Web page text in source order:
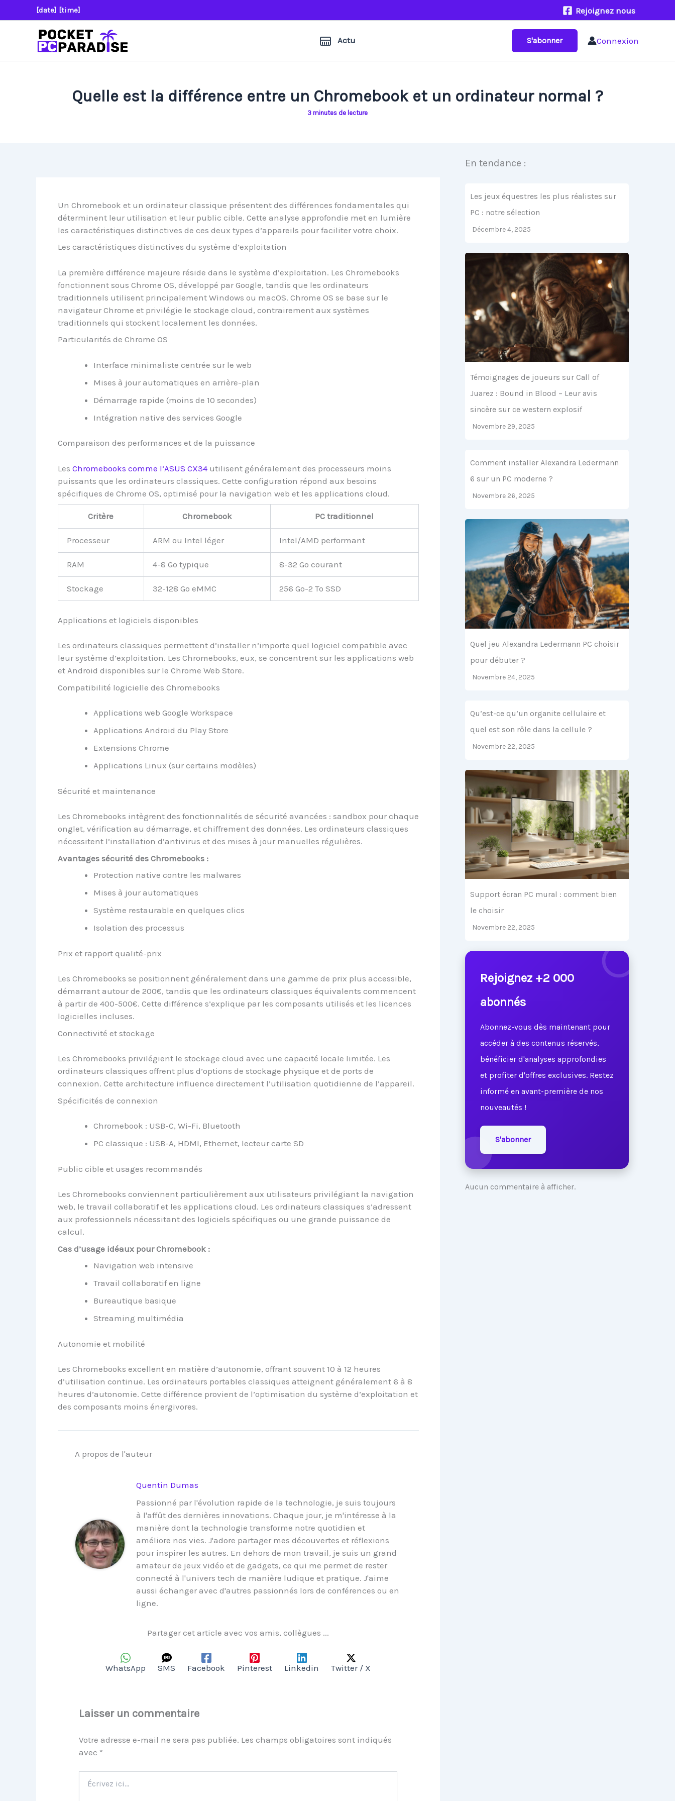
au
[date] [time] Rejoignez nous
Actu S'abonner Connexion
Quelle est la différence entre un Chromebook et un ordinateur normal ?
3 minutes de lecture
Un Chromebook et un ordinateur classique présentent des différences fondamentales qui
déterminent leur utilisation et leur public cible. Cette analyse approfondie met en lumière
les caractéristiques distinctives de ces deux types d’appareils pour faciliter votre choix.
Les caractéristiques distinctives du système d’exploitation
La première différence majeure réside dans le système d’exploitation. Les Chromebooks
fonctionnent sous Chrome OS, développé par Google, tandis que les ordinateurs
traditionnels utilisent principalement Windows ou macOS. Chrome OS se base sur le
navigateur Chrome et privilégie le stockage cloud, contrairement aux systèmes
traditionnels qui stockent localement les données.
Particularités de Chrome OS
Interface minimaliste centrée sur le web
Mises à jour automatiques en arrière-plan
Démarrage rapide (moins de 10 secondes)
Intégration native des services Google
Comparaison des performances et de la puissance
Les Chromebooks comme l’ASUS CX34utilisent généralement des processeurs moins
puissants que les ordinateurs classiques. Cette configuration répond aux besoins
spécifiques de Chrome OS, optimisé pour la navigation web et les applications cloud.
Critère Chromebook PC traditionnel
Processeur ARM ou Intel léger Intel/AMD performant
RAM 4-8 Go typique 8-32 Go courant
Stockage 32-128 Go eMMC 256 Go-2 To SSD
Applications et logiciels disponibles
Les ordinateurs classiques permettent d’installer n’importe quel logiciel compatible avec
leur système d’exploitation. Les Chromebooks, eux, se concentrent sur les applications web
et Android disponibles sur le Chrome Web Store.
Compatibilité logicielle des Chromebooks
Applications web Google Workspace
Applications Android du Play Store
Extensions Chrome
Applications Linux (sur certains modèles)
Sécurité et maintenance
Les Chromebooks intègrent des fonctionnalités de sécurité avancées : sandbox pour chaque
onglet, vérification au démarrage, et chiffrement des données. Les ordinateurs classiques
nécessitent l’installation d’antivirus et des mises à jour manuelles régulières.
Avantages sécurité des Chromebooks :
Protection native contre les malwares
Mises à jour automatiques
Système restaurable en quelques clics
Isolation des processus
Prix et rapport qualité-prix
Les Chromebooks se positionnent généralement dans une gamme de prix plus accessible,
démarrant autour de 200€, tandis que les ordinateurs classiques équivalents commencent
à partir de 400-500€. Cette différence s’explique par les composants utilisés et les licences
logicielles incluses.
Connectivité et stockage
Les Chromebooks privilégient le stockage cloud avec une capacité locale limitée. Les
ordinateurs classiques offrent plus d’options de stockage physique et de ports de
connexion. Cette architecture influence directement l’utilisation quotidienne de l’appareil.
Spécificités de connexion
Chromebook : USB-C, Wi-Fi, Bluetooth
PC classique : USB-A, HDMI, Ethernet, lecteur carte SD
Public cible et usages recommandés
Les Chromebooks conviennent particulièrement aux utilisateurs privilégiant la navigation
web, le travail collaboratif et les applications cloud. Les ordinateurs classiques s’adressent
aux professionnels nécessitant des logiciels spécifiques ou une grande puissance de
calcul.
Cas d’usage idéaux pour Chromebook :
Navigation web intensive
Travail collaboratif en ligne
Bureautique basique
Streaming multimédia
Autonomie et mobilité
Les Chromebooks excellent en matière d’autonomie, offrant souvent 10 à 12 heures
d’utilisation continue. Les ordinateurs portables classiques atteignent généralement 6 à 8
heures d’autonomie. Cette différence provient de l’optimisation du système d’exploitation et
des composants moins énergivores.
A propos de l'auteur
Quentin Dumas
Passionné par l'évolution rapide de la technologie, je suis toujours
à l'affût des dernières innovations. Chaque jour, je m'intéresse à la
manière dont la technologie transforme notre quotidien et
améliore nos vies. J'adore partager mes découvertes et réflexions
pour inspirer les autres. En dehors de mon travail, je suis un grand
amateur de jeux vidéo et de gadgets, ce qui me permet de rester
connecté à l'univers tech de manière ludique et pratique. J'aime
aussi échanger avec d'autres passionnés lors de conférences ou en
ligne.
Partager cet article avec vos amis, collègues ...
WhatsApp SMS Facebook Pinterest Linkedin Twitter / X
Laisser un commentaire
Votre adresse e-mail ne sera pas publiée. Les champs obligatoires sont indiqués
avec *
ici…
En tendance :
Les jeux équestres les plus réalistes sur
PC : notre sélection
Décembre 4, 2025
Témoignages de joueurs sur Call of
Juarez : Bound in Blood – Leur avis
sincère sur ce western explosif
Novembre 29, 2025
Comment installer Alexandra Ledermann
6 sur un PC moderne ?
Novembre 26, 2025
Quel jeu Alexandra Ledermann PC choisir
pour débuter ?
Novembre 24, 2025
Qu’est-ce qu’un organite cellulaire et
quel est son rôle dans la cellule ?
Novembre 22, 2025
Support écran PC mural : comment bien
le choisir
Novembre 22, 2025
Rejoignez +2 000
abonnés
Abonnez-vous dès maintenant pour
accéder à des contenus réservés,
bénéficier d'analyses approfondies
et profiter d'offres exclusives. Restez
informé en avant-première de nos
nouveautés !
S'abonner
Aucun commentaire à afficher.